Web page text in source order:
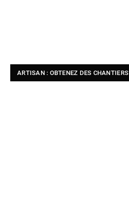
ARTISAN : OBTENEZ DES CHANTIERS